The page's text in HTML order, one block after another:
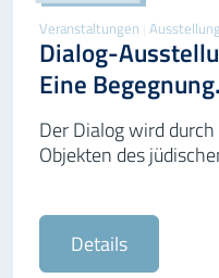
Veranstaltungen Ausstellung
Dialog-
Eine
Der Dialog wird
Objekten des
Details